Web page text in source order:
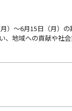
）～6月15日（月）
、地域への貢献や社